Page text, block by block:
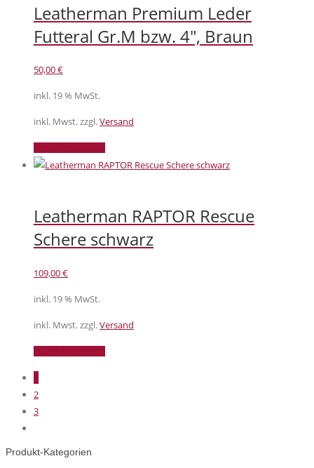
Leatherman Premium Leder
Futteral Gr.M bzw. 4″, Braun
50,00€
inkl. 19 % MwSt.
inkl. Mwst. zzgl.Versand
Leatherman RAPTOR Rescue
Schere schwarz
109,00€
inkl. 19 % MwSt.
inkl. Mwst. zzgl.Versand
2
3
Produkt-Kategorien